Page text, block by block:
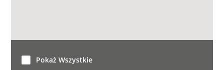
Pokaż Wszystkie